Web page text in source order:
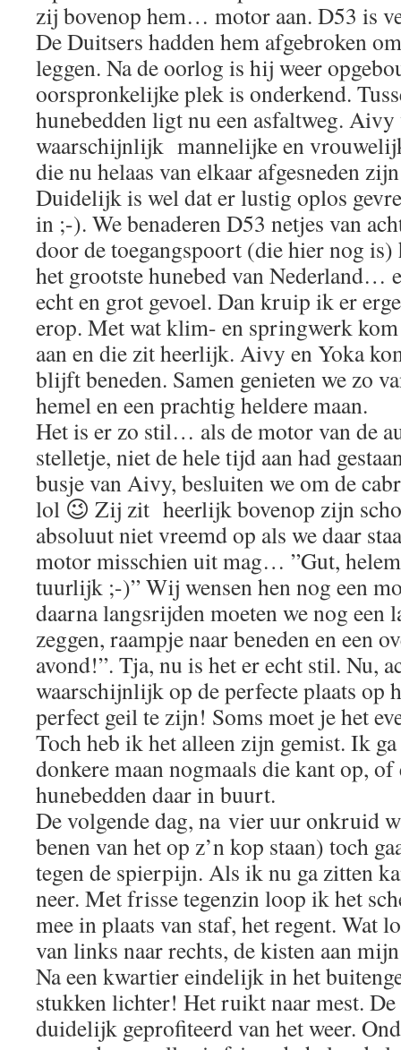
zij bovenop hem… motor aan. D53 is
De Duitsers hadden hem afgebroken
leggen. Na de oorlog is hij weer
oorspronkelijke plek is onderkend.
hunebedden ligt nu een asfaltweg.
waarschijnlijk mannelijke en
die nu helaas van elkaar afgesneden
Duidelijk is wel dat er lustig oplos
in ;-). We benaderen D53 netjes van
door de toegangspoort (die hier nog
het grootste hunebed van
echt en grot gevoel. Dan kruip ik er
erop. Met wat klim- en springwerk
aan en die zit heerlijk. Aivy en Yoka
blijft beneden. Samen genieten we zo
hemel en een prachtig heldere maan.
Het is er zo stil… als de motor van de
stelletje, niet de hele tijd aan had
busje van Aivy, besluiten we om de
lol 😉 Zij zit heerlijk bovenop zijn
absoluut niet vreemd op als we daar
motor misschien uit mag… ”Gut,
tuurlijk ;-)” Wij wensen hen nog een
daarna langsrijden moeten we nog een
zeggen, raampje naar beneden en een
avond!”. Tja, nu is het er echt stil. Nu,
waarschijnlijk op de perfecte plaats op
perfect geil te zijn! Soms moet je het
Toch heb ik het alleen zijn gemist. Ik
donkere maan nogmaals die kant op, of
hunebedden daar in buurt.
De volgende dag, na vier uur onkruid
benen van het op z’n kop staan) toch
tegen de spierpijn. Als ik nu ga zitten
neer. Met frisse tegenzin loop ik het
mee in plaats van staf, het regent. Wat
van links naar rechts, de kisten aan
Na een kwartier eindelijk in het
stukken lichter! Het ruikt naar mest. De
duidelijk geprofiteerd van het weer.